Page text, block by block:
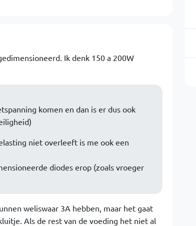
Ik denk 150 a 200W
komen en dan is er dus ook
niet overleeft is me ook een
diodes erop (zoals vroeger
weliswaar 3A hebben, maar het gaat
Als de rest van de voeding het niet al